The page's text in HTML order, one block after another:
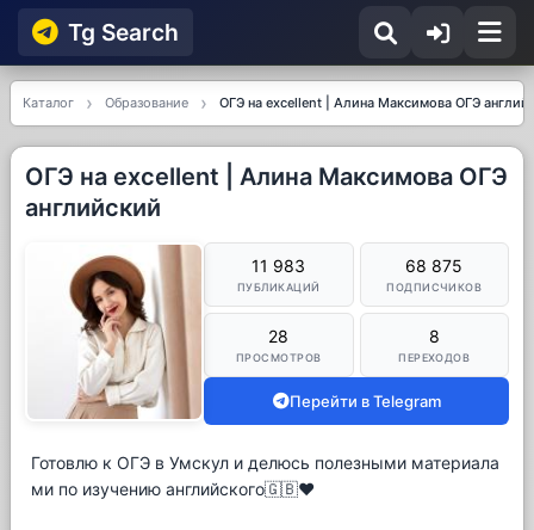
Tg Searсh
Каталог Образование ОГЭ на excellent | Алина Максимова ОГЭ
ОГЭ на excellent | Алина Максимова ОГЭ
английский
11 983
ПУБЛИКАЦИЙ
68 875
ПОДПИСЧИКОВ
28
ПРОСМОТРОВ
8
ПЕРЕХОДОВ
Перейти в Telegram
Готовлю к ОГЭ в Умскул и делюсь полезными материала
ми по изучению английского🇬🇧❤️